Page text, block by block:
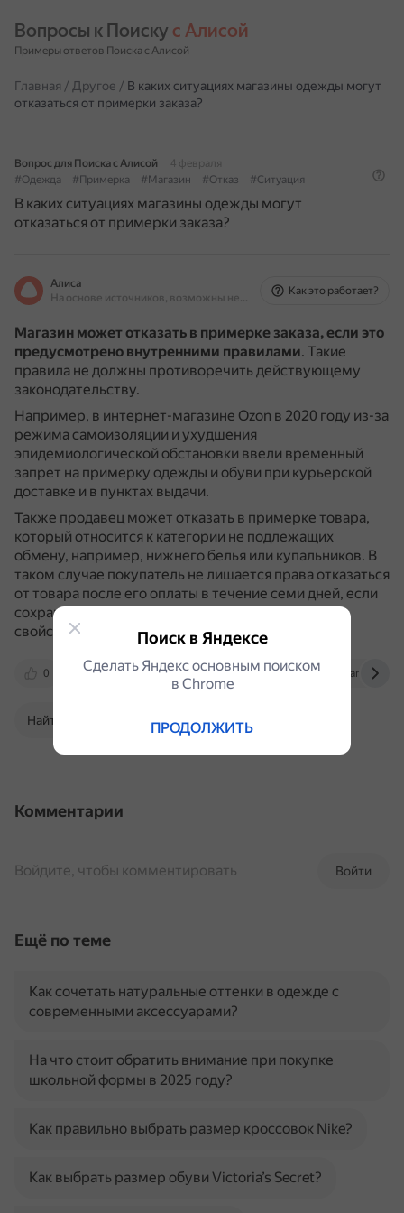
Вопросы к Поиску с Алисой
Примеры ответов Поиска с Алисой
Главная / Другое / В каких ситуациях магазины одежды могут
отказаться от примерки заказа?
Вопрос для Поиска с Алисой
4 февраля
#Одежда
#Примерка #Магазин #Отказ #Ситуация
В каких ситуациях магазины одежды могут
отказаться от примерки заказа?
Алиса
На основе источников, возможны неточности
Как это работает?
Магазин может отказать в примерке заказа, если это
предусмотрено внутренними правилами. Такие
правила не должны противоречить действующему
законодательству.
Например, в интернет-магазине Ozon в 2020 году из-за
режима самоизоляции и ухудшения
эпидемиологической обстановки ввели временный
запрет на примерку одежды и обуви при курьерской
доставке и в пунктах выдачи.
Также продавец может отказать в примерке товара,
который относится к категории не подлежащих
обмену, например, нижнего белья или купальников. В
таком случае покупатель не лишается права отказаться
от товара после его оплаты в течение семи дней, если
сохранены его товарный вид и потребительские
свойства.
0 www.cge21.ru zarina.ru
Найти в Поиске
Комментарии
Войти
Войдите, чтобы комментировать
Ещё по теме
Как сочетать натуральные оттенки в одежде с
современными аксессуарами?
На что стоит обратить внимание при покупке
школьной формы в 2025 году?
Как правильно выбрать размер кроссовок Nike?
Как выбрать размер обуви Victoria’s Secret?
Поиск в Яндексе
Сделать Яндекс основным поиском
в Сhrome
ПРОДОЛЖИТЬ